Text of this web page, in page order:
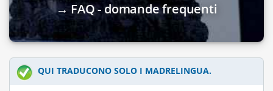
→ FAQ - domande frequenti
QUI TRADUCONO SOLO I MADRELINGUA.